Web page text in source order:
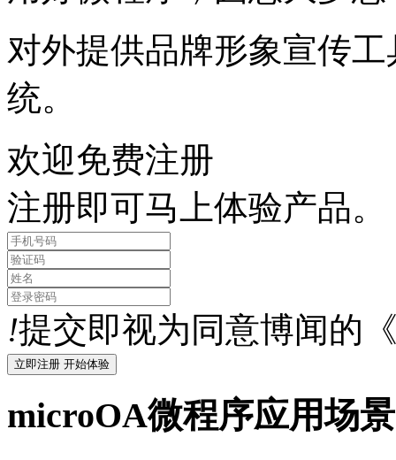
对外提供品牌形象宣传
统。
欢迎免费注册
注册即可马上体验产品。
!提交即视为同意博闻的
microOA微程序应用场景